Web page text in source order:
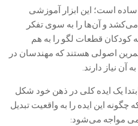
ساده است؛ این ابزار آموزشی
و آن‌ها را به سوی تفکر
قطعات لگو را به هم
اصولی هستند که مهندسان در
نیاز دارند.
یک ایده کلی در ذهن خود شکل
این ایده را به واقعیت تبدیل
مواجه می‌شود: